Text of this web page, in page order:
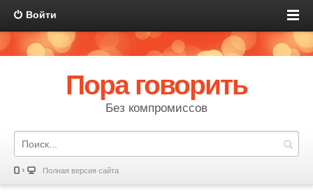
Войти
Пора говорить
Без компромиссов
Полная версия сайта